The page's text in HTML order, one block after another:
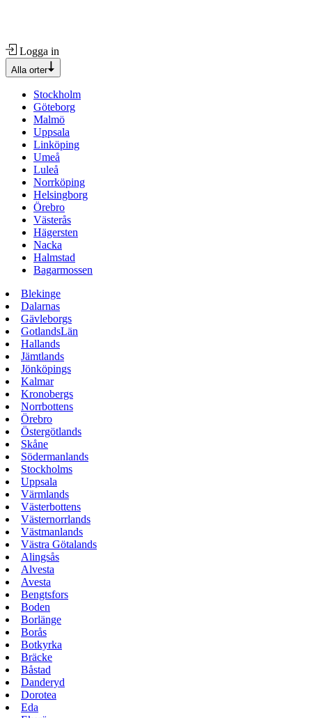
Logga in
Alla orter
Stockholm
Göteborg
Malmö
Uppsala
Linköping
Umeå
Luleå
Norrköping
Helsingborg
Örebro
Västerås
Hägersten
Nacka
Halmstad
Bagarmossen
Blekinge
Dalarnas
Gävleborgs
GotlandsLän
Hallands
Jämtlands
Jönköpings
Kalmar
Kronobergs
Norrbottens
Örebro
Östergötlands
Skåne
Södermanlands
Stockholms
Uppsala
Värmlands
Västerbottens
Västernorrlands
Västmanlands
Västra Götalands
Alingsås
Alvesta
Avesta
Bengtsfors
Boden
Borlänge
Borås
Botkyrka
Bräcke
Båstad
Danderyd
Dorotea
Eda